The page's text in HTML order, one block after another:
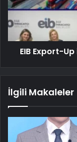
EIB Export-
İlgili Makaleler